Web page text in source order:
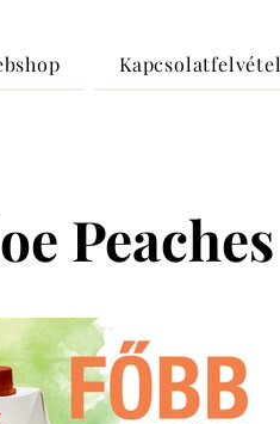
Kapcsolatfelvétel
Peaches